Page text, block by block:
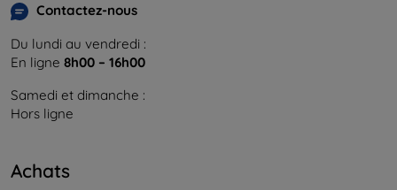
Contactez-nous
Du lundi au vendredi :
En ligne 8h00 – 16h00
Samedi et dimanche :
Hors ligne
Achats